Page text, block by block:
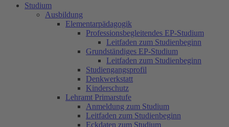
Studium
Ausbildung
Elementarpädagogik
Professionsbegleitendes EP-Studium
Leitfaden zum Studienbeginn
Grundständiges EP-Studium
Leitfaden zum Studienbeginn
Studiengangsprofil
Denkwerkstatt
Kinderschutz
Lehramt Primarstufe
Anmeldung zum Studium
Leitfaden zum Studienbeginn
Eckdaten zum Studium